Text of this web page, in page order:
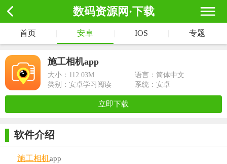
数码资源网·下载
首页 安卓 IOS 专题
施工相机app
大小： 112.03M
语言：简体中文
类别：安卓学习阅读
系统：安卓
立即下载
软件介绍
施工相机app